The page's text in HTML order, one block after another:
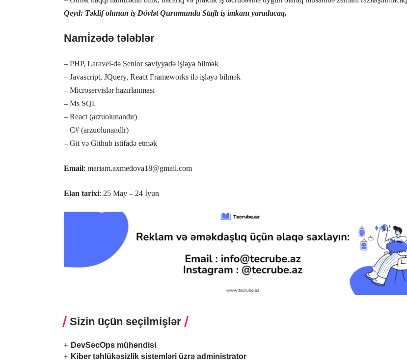
Qeyd: Təklif olunan iş Dövlət Qurumunda Stajlı iş imkanı yaradacaq.
Nami̇zədə tələblər
– PHP, Laravel-də Senior səviyyədə işləyə bilmək
– Javascript, JQuery, React Frameworks ilə işləyə bilmək
– Microservislər hazırlanması
– Ms SQL
– React (arzuolunandır)
– C# (arzuolunandlr)
– Git və Github istifadə etmək
Email: mariam.axmedova18@gmail.com
Elan tarixi: 25 May – 24 İyun
Sizin üçün seçilmişlər
DevSecOps mühəndisi
Kiber təhlükəsizlik sistemləri üzrə administrator